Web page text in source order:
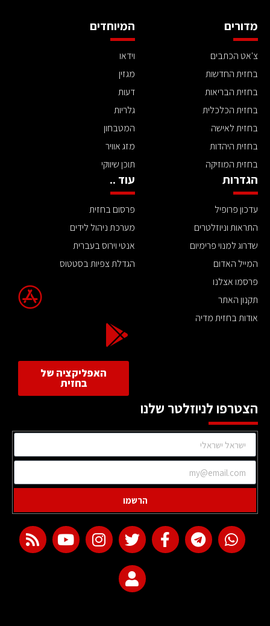
מדורים
צ'אט הכתבים
בחזית החדשות
בחזית הבריאות
בחזית הכלכלית
בחזית לאישה
בחזית היהדות
בחזית המוזיקה
המיוחדים
וידאו
מגזין
דעות
גלריות
המטבחון
מזג אוויר
תוכן שיווקי
הגדרות
עדכון פרופיל
התראות וניוזלטרים
שדרוג למנוי פרימיום
המייל האדום
פרסמו אצלנו
תקנון האתר
אודות בחזית מדיה
עוד ..
פרסום בחזית
מערכת ניהול לידים
אנטי וירוס בעברית
הגדלת צפיות בסטטוס
האפליקציה של
בחזית
הצטרפו לניוזלטר שלנו
הרשמו